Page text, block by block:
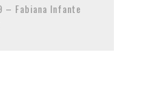
– Fabiana Infante